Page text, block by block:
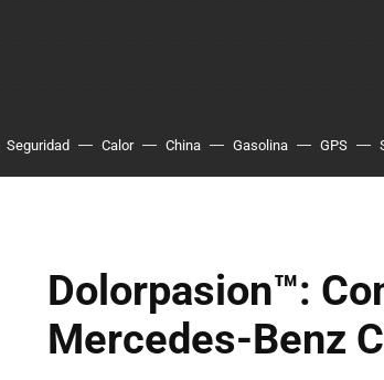
Seguridad Calor China Gasolina GPS
Dolorpasion™:
Mercedes-Benz